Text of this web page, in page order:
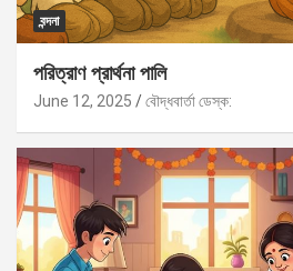
বন্দনা
পরিত্রাণ প্রার্থনা পালি
June 12, 2025 বৌদ্ধবার্তা ডেস্ক: